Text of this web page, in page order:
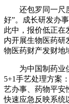
还包罗同一尺度
好”。成长研发办
此中，报价低正在
内开展生物医药研
物医药财产发财地
为中国制药业供
5+1手艺处理方案
艺办事、药物平安
快速应急反映系统